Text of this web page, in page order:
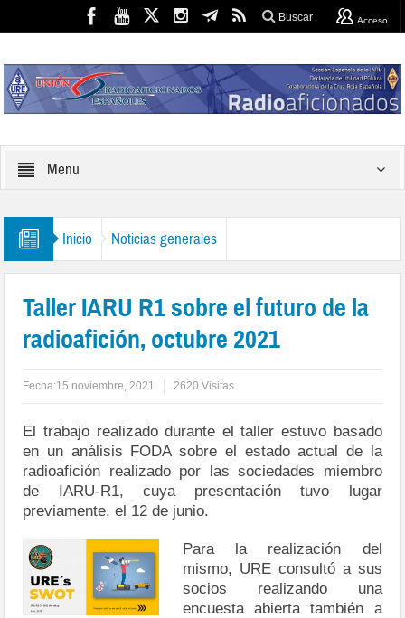
Buscar Acceso
Menu
Inicio Noticias generales
Taller IARU R1 sobre el futuro de la
radioafición, octubre 2021
Fecha:15 noviembre, 2021 2620 Visitas
El trabajo realizado durante el taller estuvo basado
en un análisis FODA sobre el estado actual de la
radioafición realizado por las sociedades miembro
de IARU-R1, cuya presentación tuvo lugar
previamente, el 12 de junio.
Para la realización del
mismo, URE consultó a sus
socios realizando una
encuesta abierta también a